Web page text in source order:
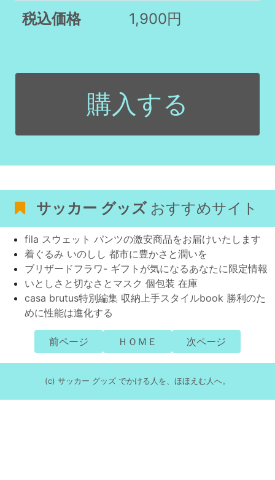
税込価格 1,900円
購入する
サッカー グッズおすすめサイト
fila スウェット パンツの激安商品をお届けいたします
着ぐるみ いのしし 都市に豊かさと潤いを
ブリザードフラワ- ギフトが気になるあなたに限定情報
いとしさと切なさとマスク 個包装 在庫
casa brutus特別編集 収納上手スタイルbook 勝利のた
めに性能は進化する
前ページ ＨＯＭＥ 次ページ
(c) サッカー グッズ でかける人を、ほほえむ人へ。